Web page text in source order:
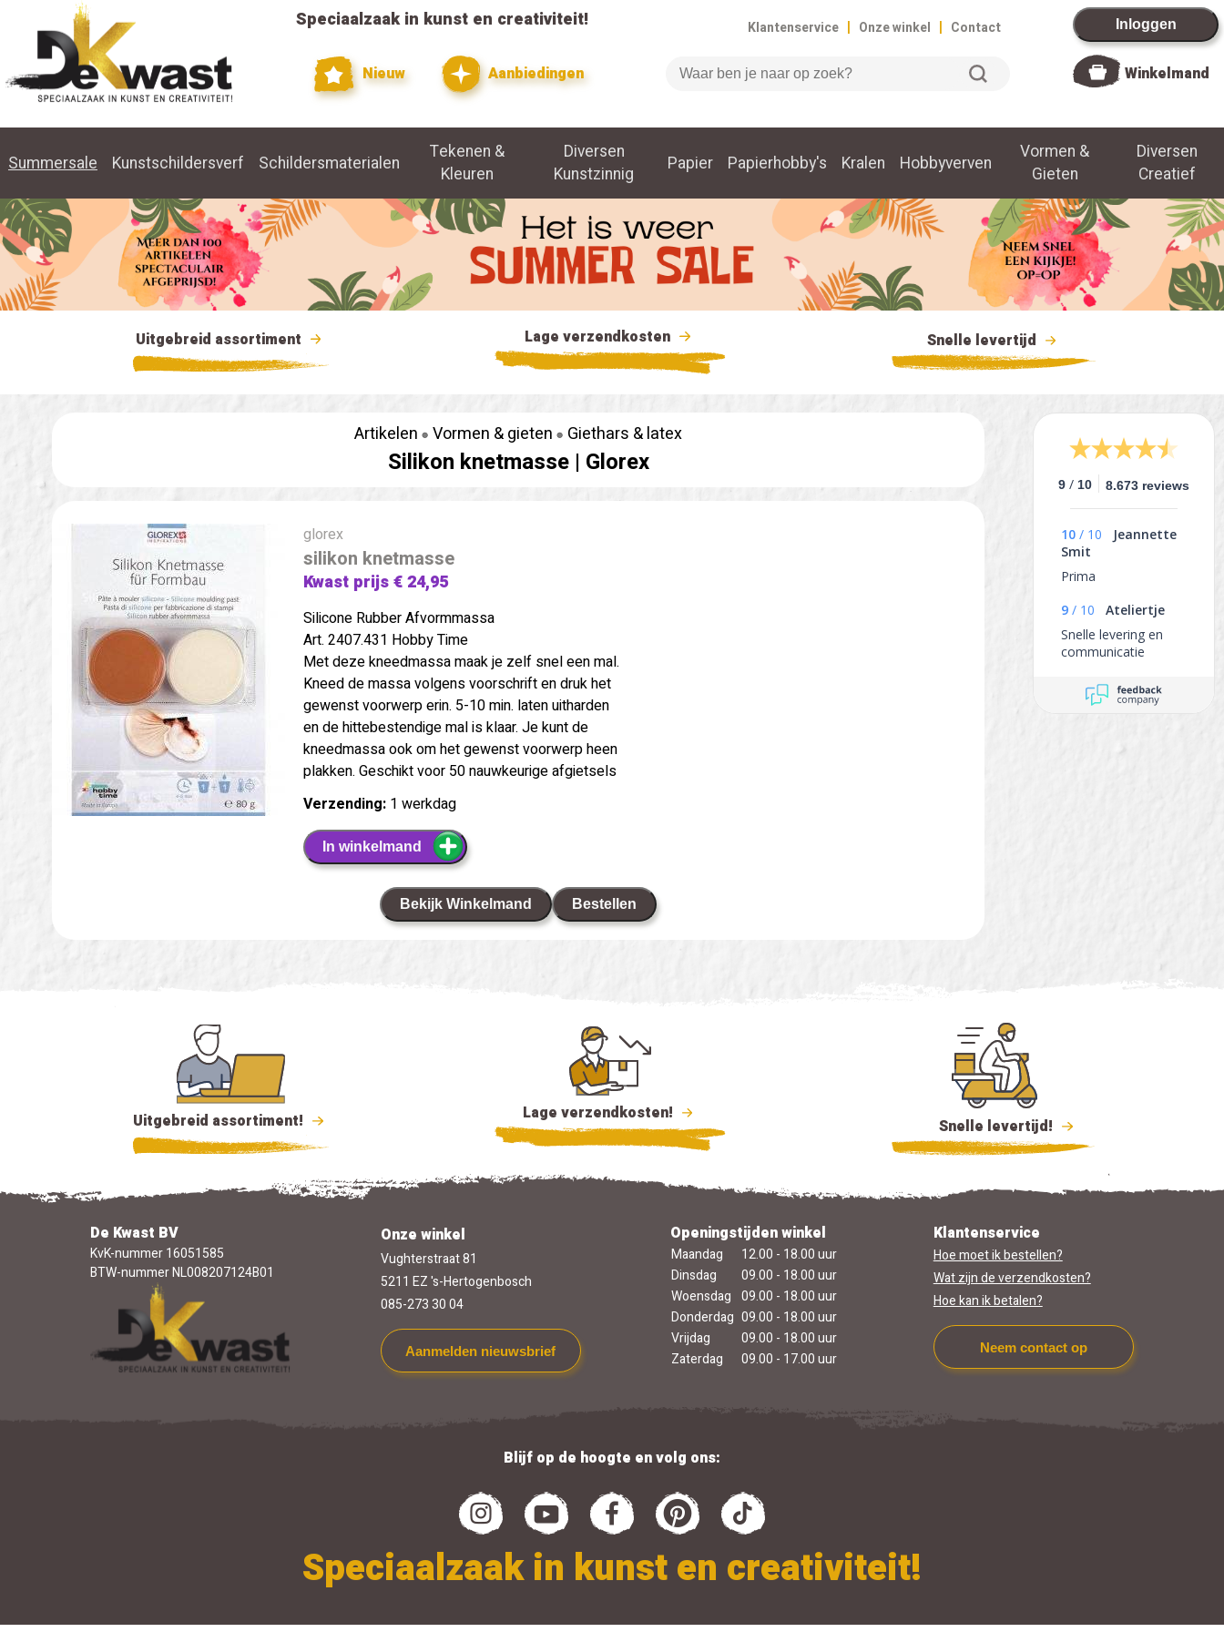
Speciaalzaak in kunst en creativiteit!
Nieuw Aanbiedingen
Klantenservice | Onze winkel | Contact
Zoeken
Inloggen
Winkelmand
Summersale Kunstschildersverf Schildersmaterialen
Tekenen &
Kleuren
Diversen
Kunstzinnig
Papier Papierhobby's Kralen Hobbyverven
Vormen &
Gieten
Diversen
Creatief
Uitgebreid assortiment Lage verzendkosten Snelle levertijd
9 / 10 8.673 reviews
10 / 10
Jeannette
Smit
Prima
9 / 10
Ateliertje
Snelle levering en
communicatie
Artikelen Vormen & gieten Giethars & latex
Silikon knetmasse | Glorex
glorex
silikon knetmasse
Kwast prijs € 24,95
Silicone Rubber Afvormmassa
Art. 2407.431 Hobby Time
Met deze kneedmassa maak je zelf snel een mal.
Kneed de massa volgens voorschrift en druk het
gewenst voorwerp erin. 5-10 min. laten uitharden
en de hittebestendige mal is klaar. Je kunt de
kneedmassa ook om het gewenst voorwerp heen
plakken. Geschikt voor 50 nauwkeurige afgietsels
Verzending: 1 werkdag
In winkelmand
Bekijk Winkelmand Bestellen
Uitgebreid assortiment! Lage verzendkosten!
Snelle levertijd!
De Kwast BV
KvK-nummer 16051585
BTW-nummer NL008207124B01
Onze winkel
Vughterstraat 81
5211 EZ 's-Hertogenbosch
085-273 30 04
Aanmelden nieuwsbrief
Openingstijden winkel
Maandag
12.00 - 18.00 uur
Dinsdag
09.00 - 18.00 uur
Woensdag 09.00 - 18.00 uur
Donderdag 09.00 - 18.00 uur
Vrijdag
09.00 - 18.00 uur
Zaterdag
09.00 - 17.00 uur
Klantenservice
Hoe moet ik bestellen?
Wat zijn de verzendkosten?
Hoe kan ik betalen?
Neem contact op
Blijf op de hoogte en volg ons:
Speciaalzaak in kunst en creativiteit!